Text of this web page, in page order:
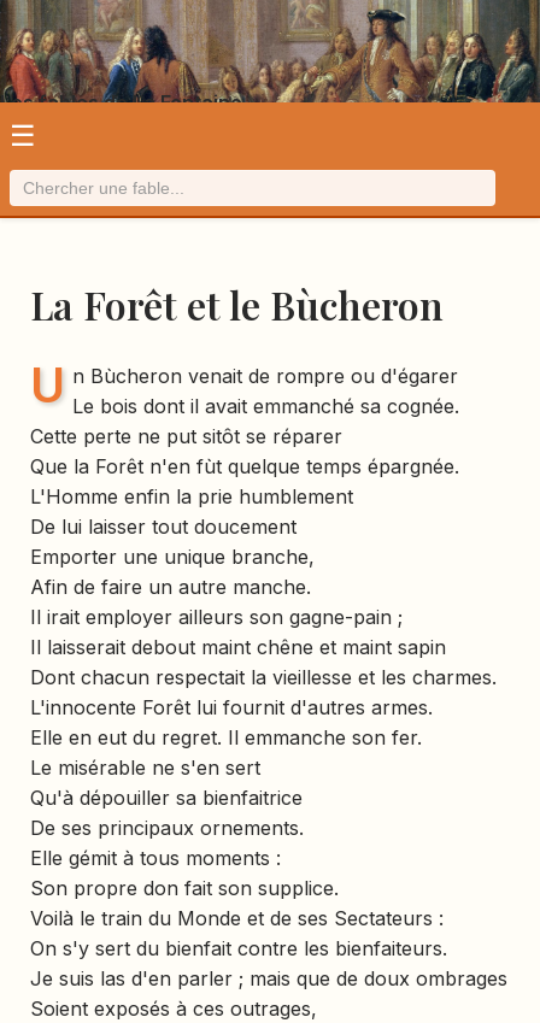
Les fables de La Fontaine
☰
La Forêt et le Bùcheron
U n Bùcheron venait de rompre ou d'égarer
Le bois dont il avait emmanché sa cognée.
Cette perte ne put sitôt se réparer
Que la Forêt n'en fùt quelque temps épargnée.
L'Homme enfin la prie humblement
De lui laisser tout doucement
Emporter une unique branche,
Afin de faire un autre manche.
Il irait employer ailleurs son gagne-pain ;
Il laisserait debout maint chêne et maint sapin
Dont chacun respectait la vieillesse et les charmes.
L'innocente Forêt lui fournit d'autres armes.
Elle en eut du regret. Il emmanche son fer.
Le misérable ne s'en sert
Qu'à dépouiller sa bienfaitrice
De ses principaux ornements.
Elle gémit à tous moments :
Son propre don fait son supplice.
Voilà le train du Monde et de ses Sectateurs :
On s'y sert du bienfait contre les bienfaiteurs.
Je suis las d'en parler ; mais que de doux ombrages
Soient exposés à ces outrages,